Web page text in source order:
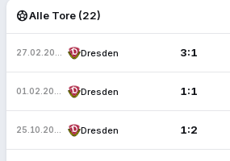
sports_soccerAlle Tore (22)
Dresden 3:1
Dresden 1:1
Dresden 1:2